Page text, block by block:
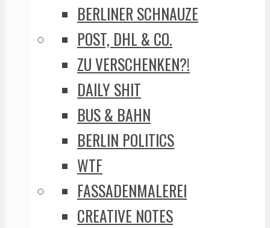
BERLINER SCHNAUZE
POST, DHL & CO.
ZU VERSCHENKEN?!
DAILY SHIT
BUS & BAHN
BERLIN POLITICS
WTF
FASSADENMALEREI
CREATIVE NOTES